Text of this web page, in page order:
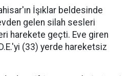
İşıklar beldesinde
gelen silah sesleri
harekete geçti. Eve giren
(33) yerde hareketsiz